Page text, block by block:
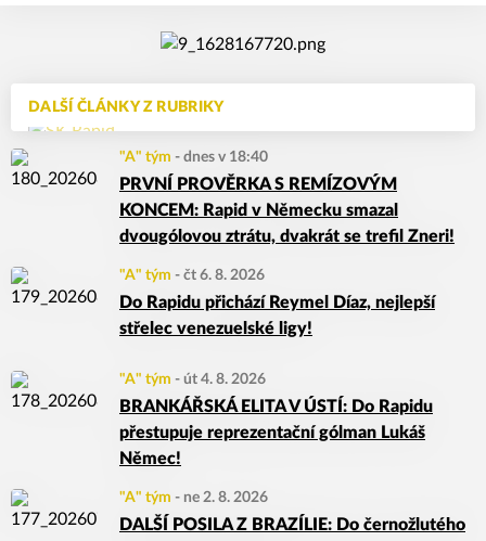
DALŠÍ ČLÁNKY Z RUBRIKY
"A" tým - dnes v 18:40
PRVNÍ PROVĚRKA S REMÍZOVÝM
KONCEM: Rapid v Německu smazal
dvougólovou ztrátu, dvakrát se trefil Zneri!
"A" tým - čt 6. 8. 2026
Do Rapidu přichází Reymel Díaz, nejlepší
střelec venezuelské ligy!
"A" tým - út 4. 8. 2026
BRANKÁŘSKÁ ELITA V ÚSTÍ: Do Rapidu
přestupuje reprezentační gólman Lukáš
Němec!
"A" tým - ne 2. 8. 2026
DALŠÍ POSILA Z BRAZÍLIE: Do černožlutého